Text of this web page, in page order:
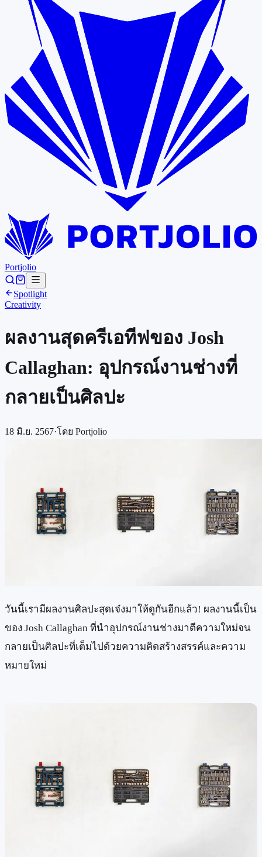
Portjolio
Spotlight
Creativity
ผลงานสุดครีเอทีฟของ Josh
Callaghan: อุปกรณ์งานช่างที่
กลายเป็นศิลปะ
18 มิ.ย. 2567·โดย Portjolio
วันนี้เรามีผลงานศิลปะสุดเจ๋งมาให้ดูกันอีกแล้ว! ผลงานนี้เป็น
ของ Josh Callaghan ที่นำอุปกรณ์งานช่างมาตีความใหม่จน
กลายเป็นศิลปะที่เต็มไปด้วยความคิดสร้างสรรค์และความ
หมายใหม่